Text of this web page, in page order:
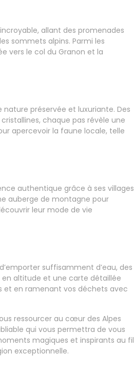
allant des promenades
sommets alpins. Parmi les
vers le col du Granon et la
nature préservée et luxuriante. Des
chaque pas révèle une
apercevoir la faune locale, telle
authentique grâce à ses villages
auberge de montagne pour
leur mode de vie
suffisamment d’eau, des
altitude et une carte détaillée
et en ramenant vos déchets avec
ressourcer au cœur des Alpes
qui vous permettra de vous
magiques et inspirants au fil
exceptionnelle.